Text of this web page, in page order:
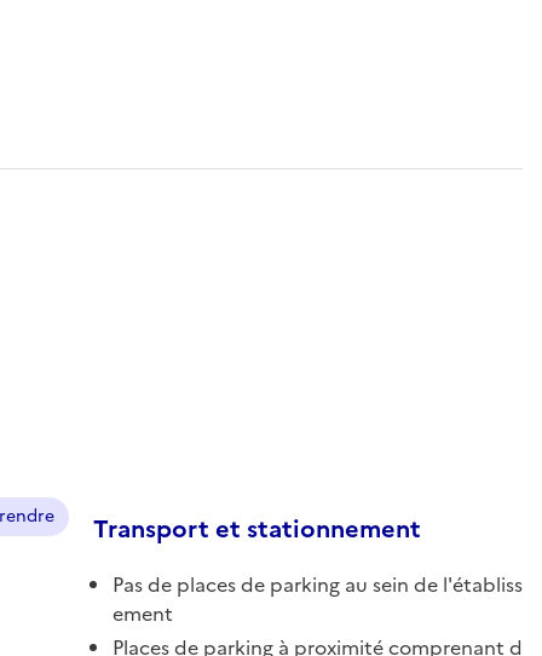
Transport et stationnement
Pas de places de parking au sein de l'établiss
ement
Places de parking à proximité comprenant d